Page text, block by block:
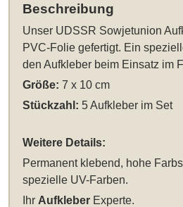
Beschreibung
Unser UDSSR Sowjetunion
PVC-Folie gefertigt. Ein
den Aufkleber beim Einsatz im
Größe: 7 x 10 cm
Stückzahl: 5 Aufkleber im Set
Weitere Details:
Permanent klebend, hohe
spezielle UV-Farben.
Ihr Aufkleber Experte.